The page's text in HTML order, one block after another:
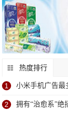
热度排行
1 小米手机广告最
2 拥有“治愈系”绝